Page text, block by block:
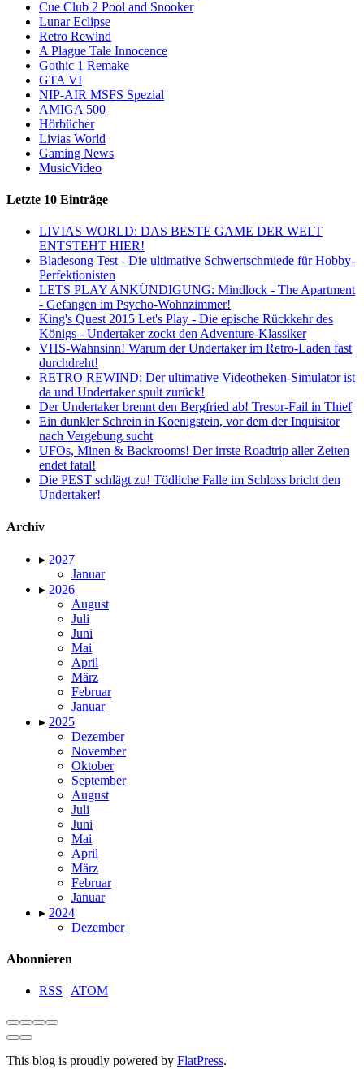
Cue Club 2 Pool and Snooker
Lunar Eclipse
Retro Rewind
A Plague Tale Innocence
Gothic 1 Remake
GTA VI
NIP-AIR MSFS Spezial
AMIGA 500
Hörbücher
Livias World
Gaming News
MusicVideo
Letzte 10 Einträge
LIVIAS WORLD: DAS BESTE GAME DER WELT
ENTSTEHT HIER!
Bladesong Test - Die ultimative Schwertschmiede für Hobby-
Perfektionisten
LETS PLAY ANKÜNDIGUNG: Mindlock - The Apartment
- Gefangen im Psycho-Wohnzimmer!
King's Quest 2015 Let's Play - Die epische Rückkehr des
Königs - Undertaker zockt den Adventure-Klassiker
VHS-Wahnsinn! Warum der Undertaker im Retro-Laden fast
durchdreht!
RETRO REWIND: Der ultimative Videotheken-Simulator ist
da und Undertaker spult zurück!
Der Undertaker brennt den Bergfried ab! Tresor-Fail in Thief
Ein dunkler Schrein in Koenigstein, vor dem der Inquisitor
nach Vergebung sucht
UFOs, Minen & Backrooms! Der irrste Roadtrip aller Zeiten
endet fatal!
Die PEST schlägt zu! Tödliche Falle im Schloss bricht den
Undertaker!
Archiv
▸ 2027
Januar
▸ 2026
August
Juli
Juni
Mai
April
März
Februar
Januar
▸ 2025
Dezember
November
Oktober
September
August
Juli
Juni
Mai
April
März
Februar
Januar
▸ 2024
Dezember
Abonnieren
RSS | ATOM
This blog is proudly powered by FlatPress.